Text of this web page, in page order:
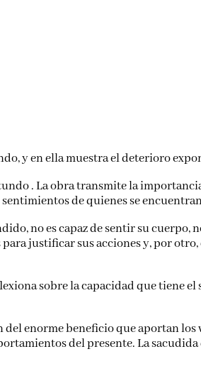
y en ella muestra el deterioro
. La obra transmite la
de quienes se
no es capaz de sentir su
justificar sus acciones y, por
sobre la capacidad que tiene
enorme beneficio que aportan los
del presente. La